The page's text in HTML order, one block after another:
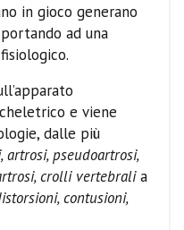
in gioco generano
ad una
e viene
dalle più
artrosi, pseudoartrosi,
crolli vertebralia
contusioni,